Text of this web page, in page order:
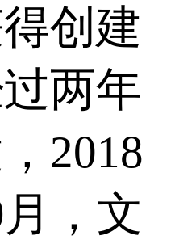
创建
两年
2018
，文